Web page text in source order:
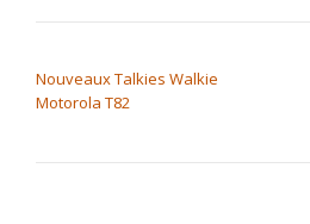
Nouveaux Talkies Walkie
Motorola T82